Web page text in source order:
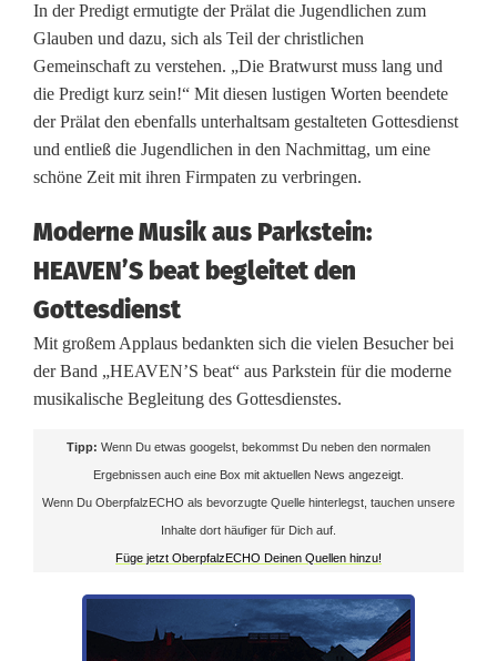
s
t
e
i
u
d
K
c
In der Predigt ermutigte der Prälat die Jugendlichen zum
Glauben und dazu, sich als Teil der christlichen
Gemeinschaft zu verstehen. „Die Bratwurst muss lang und
die Predigt kurz sein!“ Mit diesen lustigen Worten beendete
der Prälat den ebenfalls unterhaltsam gestalteten Gottesdienst
und entließ die Jugendlichen in den Nachmittag, um eine
schöne Zeit mit ihren Firmpaten zu verbringen.
Moderne Musik aus Parkstein:
HEAVEN’S beat begleitet den
Gottesdienst
Mit großem Applaus bedankten sich die vielen Besucher bei
der Band „HEAVEN’S beat“ aus Parkstein für die moderne
musikalische Begleitung des Gottesdienstes.
Tipp: Wenn Du etwas googelst, bekommst Du neben den normalen
Ergebnissen auch eine Box mit aktuellen News angezeigt.
Wenn Du OberpfalzECHO als bevorzugte Quelle hinterlegst, tauchen unsere
Inhalte dort häufiger für Dich auf.
Füge jetzt OberpfalzECHO Deinen Quellen hinzu!